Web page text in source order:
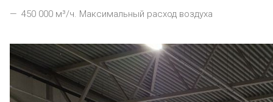
450 000 м³/ч. Максимальный расход воздуха